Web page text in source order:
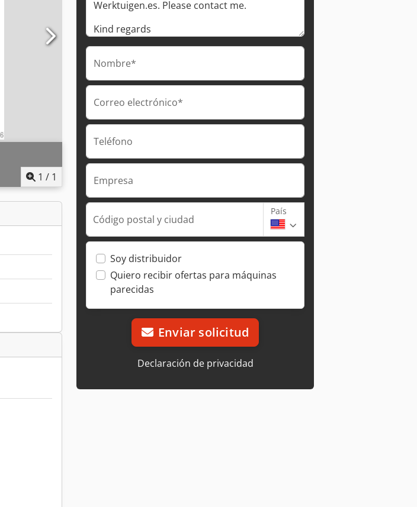
1 / 1
Nombre*
Correo electrónico*
Teléfono
Empresa
Código postal y ciudad
País
Soy distribuidor
Quiero recibir ofertas para máquinas
parecidas
Enviar solicitud
Declaración de privacidad